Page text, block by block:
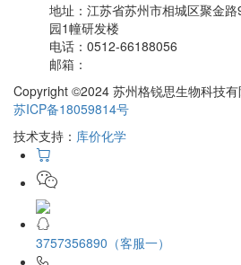
地址： 江苏省苏州市相城区聚金
园1幢研发楼
电话： 0512-66188056
邮箱：
Copyright ©2024 苏州格锐思生物科技
苏ICP备18059814号
技术支持： 库价化学
3757356890（客服一）